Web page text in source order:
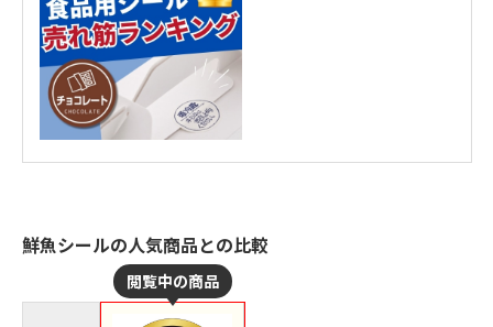
鮮魚シールの人気商品との比較